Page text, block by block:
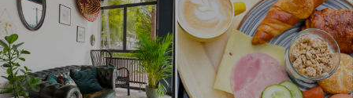
10+ miljoen leden